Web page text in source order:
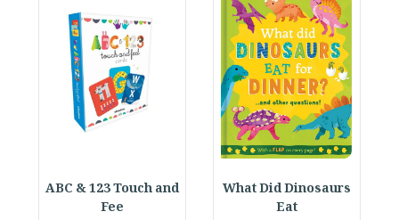
What Did Dinosaurs
Eat
ABC & 123 Touch and
Fee